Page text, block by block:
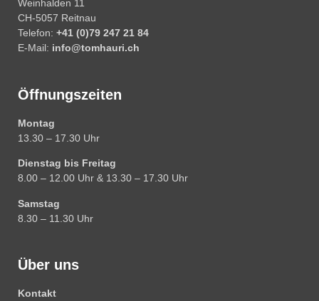
Weinhalden 11
CH-5057 Reitnau
Telefon: +41 (0)79 247 21 84
E-Mail: info@tomhauri.ch
Öffnungszeiten
Montag
13.30 – 17.30 Uhr
Dienstag bis Freitag
8.00 – 12.00 Uhr & 13.30 – 17.30 Uhr
Samstag
8.30 – 11.30 Uhr
Über uns
Kontakt